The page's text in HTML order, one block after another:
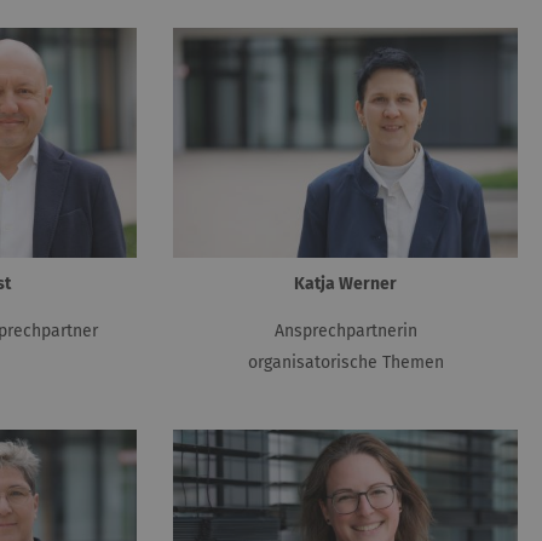
Katja Werner
Ansprechpartnerin
organisatorische Themen